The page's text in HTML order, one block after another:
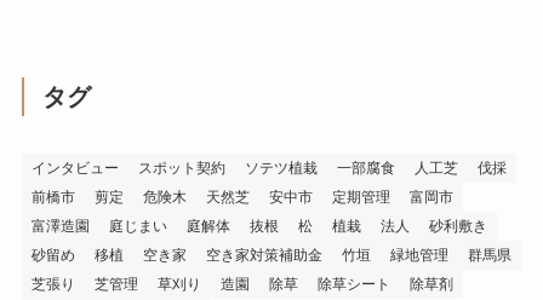
タグ
インタビュー スポット契約 ソテツ植栽 一部腐食 人工芝
伐採
前橋市
剪定 危険木 天然芝 安中市 定期管理
富岡市
富澤造園
庭じまい 庭解体 抜根 松 植栽 法人
砂利敷き
砂留め
移植 空き家 空き家対策補助金 竹垣 緑地管理
群馬県
芝張り
芝管理 草刈り 造園 除草 除草シート
除草剤